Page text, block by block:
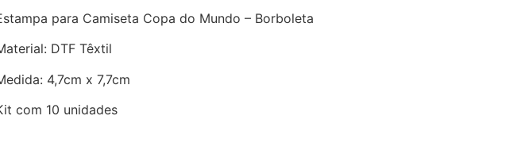
para Camiseta Copa do Mundo – Borboleta
DTF Têxtil
4,7cm x 7,7cm
com 10 unidades